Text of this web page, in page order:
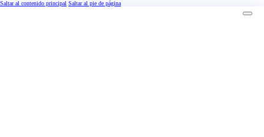
Saltar al contenido principal Saltar al pie de página